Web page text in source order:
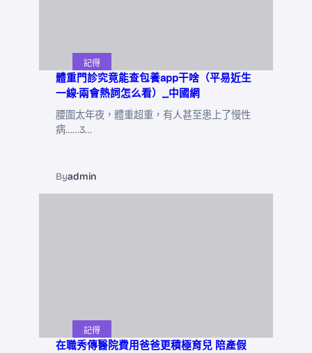
記得
體重門診究竟能查包養app干啥（平易近生
一線·兩會熱詞怎么看）_中國網
腰圍太年夜，體重超重，有人甚至患上了慢性
病……3…
Byadmin
記得
在職秀傳醫院費用爸爸更積極育兒 陪產假